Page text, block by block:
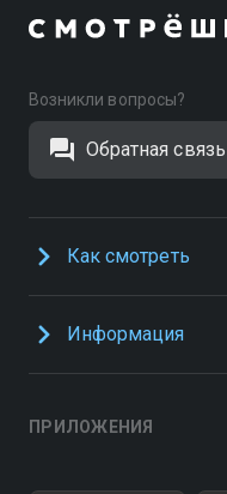
Возникли вопросы?
Обратная связь
Как смотреть
Информация
ПРИЛОЖЕНИЯ